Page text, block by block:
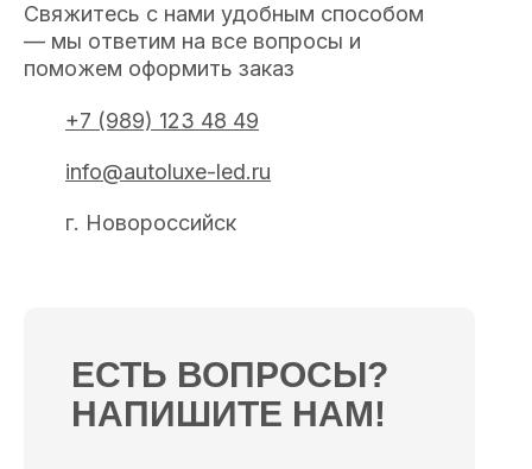
ЕСТЬ ВОПРОСЫ?
НАПИШИТЕ НАМ!
Свяжитесь с нами удобным способом
— мы ответим на все вопросы и
поможем оформить заказ
+7 (989) 123 48 49
info@autoluxe-led.ru
г. Новороссийск